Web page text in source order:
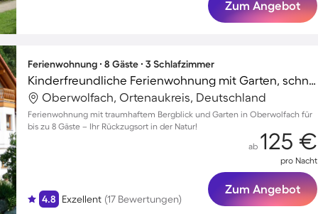
Zum Angebot
Ferienwohnung ∙ 8 Gäste ∙ 3 Schlafzimmer
Kinderfreundliche Ferienwohnung mit Garten, schnellem Internet und Grill | Bergblick
Oberwolfach, Ortenaukreis, Deutschland
Ferienwohnung mit traumhaftem Bergblick und Garten in Oberwolfach für
bis zu 8 Gäste – Ihr Rückzugsort in der Natur!
4.8 Exzellent (17 Bewertungen)
ab 125 €
pro Nacht
Zum Angebot